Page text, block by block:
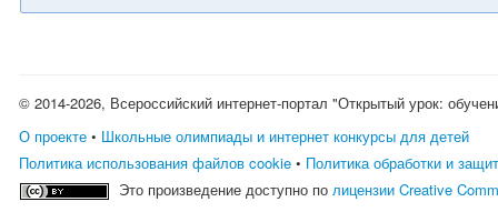
© 2014-2026, Всероссийский интернет-портал "Открытый урок:
О проекте • Школьные олимпиады и интернет конкурсы для детей
Политика использования файлов cookie • Политика обработки и
Это произведение доступно полицензии Creative